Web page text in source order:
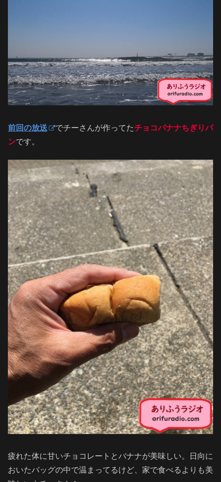
前回の放送 でチーさんが作ってたチョコバナナちぎりパ
ンです。
疲れた体に甘いチョコレートとバナナが美味しい。日向に
おいたバッグの中で温まってるけど、家で食べるよりも美